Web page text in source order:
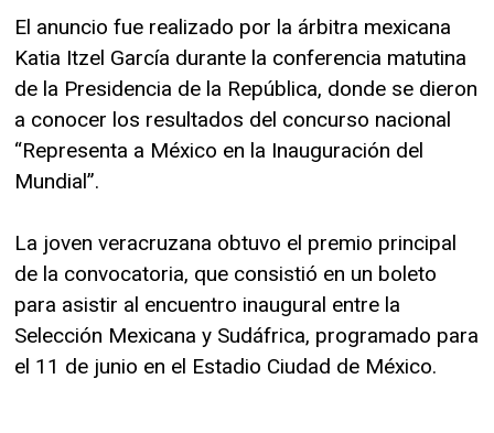
El anuncio fue realizado por la árbitra mexicana
Katia Itzel García durante la conferencia matutina
de la Presidencia de la República, donde se dieron
a conocer los resultados del concurso nacional
“Representa a México en la Inauguración del
Mundial”.
La joven veracruzana obtuvo el premio principal
de la convocatoria, que consistió en un boleto
para asistir al encuentro inaugural entre la
Selección Mexicana y Sudáfrica, programado para
el 11 de junio en el Estadio Ciudad de México.